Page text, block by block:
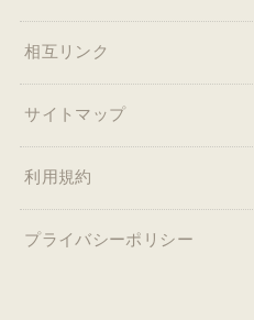
相互リンク
サイトマップ
利用規約
プライバシーポリシー